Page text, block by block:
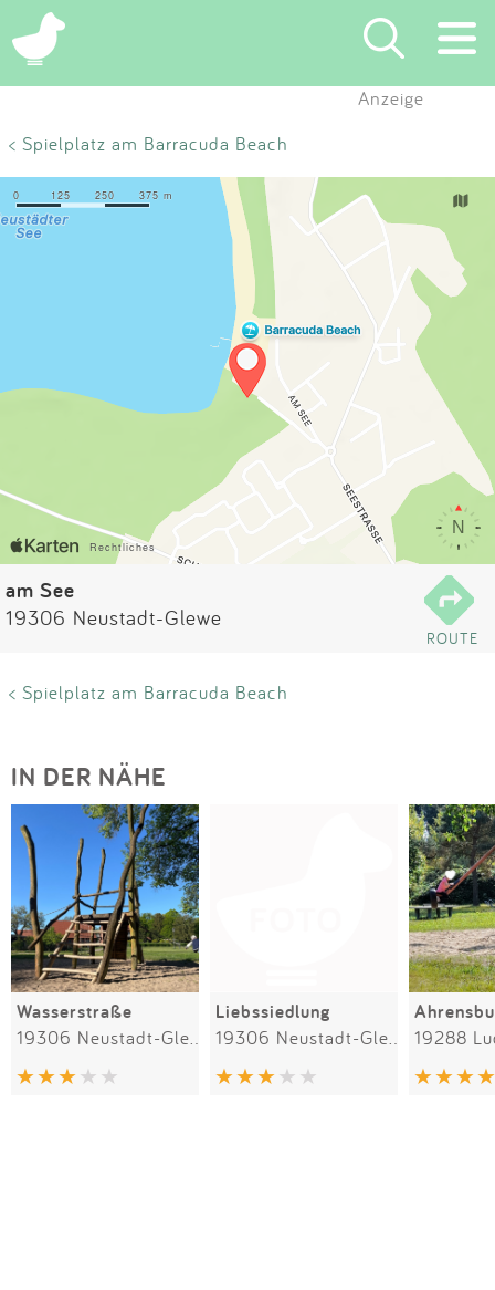
×
Suchen
Eintragen
App
Blog
Partner
Kontakt
Impressum
Anzeige
< Spielplatz am Barracuda Beach
am See
19306 Neustadt-Glewe
ROUTE
< Spielplatz am Barracuda Beach
IN DER NÄHE
Wasserstraße Liebssiedlung
19288